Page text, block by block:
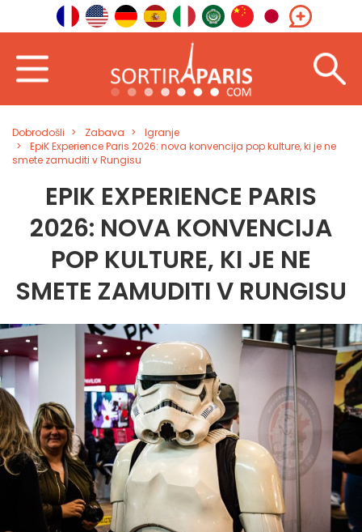
Dobrodošli Zabava
Igranje
EpiK Experience Paris 2026: nova konvencija pop kulture, ki je ne
smete zamuditi v Rungisu
EPIK EXPERIENCE PARIS
2026: NOVA KONVENCIJA
POP KULTURE, KI JE NE
SMETE ZAMUDITI V RUNGISU